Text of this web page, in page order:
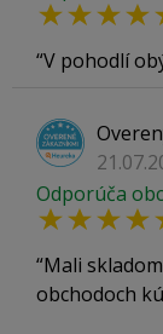
V pohodlí
Odporúča
Mali
obchodoch